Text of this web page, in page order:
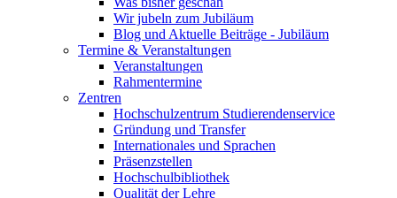
Wir jubeln zum Jubiläum
Blog und Aktuelle Beiträge - Jubiläum
Termine & Veranstaltungen
Veranstaltungen
Rahmentermine
Zentren
Hochschulzentrum Studierendenservice
Gründung und Transfer
Internationales und Sprachen
Präsenzstellen
Hochschulbibliothek
Qualität der Lehre